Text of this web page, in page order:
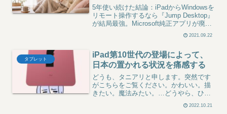
Home エディションでも使える方
法
5年使い続けた結論：iPadからWindowsを
リモート操作するなら『Jump Desktop』
が結局最強。Microsoft純正アプリが廃止
された2026年、しかも Windows 11
Home エディションで詰んでいる人にこ
の使い方を全部書きました。
2021.09.22
タブレット
iPad第10世代の登場によって、
日本の置かれる状況を痛感する
どうも、タニアリと申します。突然です
がこちらをご覧ください。かわいい。描
きたい。魔法みたい。…どうやら、ひっ
ようで、Joshinにて予約が始まったとい
2022.10.21